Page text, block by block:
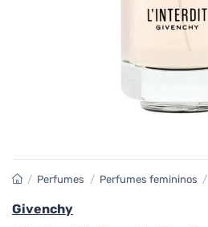
/ Perfumes / Perfumes femininos /
Givenchy